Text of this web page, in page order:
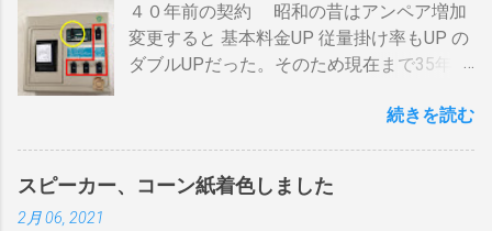
火傷や洋服の焦げにも注意が必要です。 2
重ドラムで通気性が殆ど無い とうこと。熱
し難く冷めにくいのが特徴。 ２．パンチン
早い話が「 回転式炙り焼き 」です。熱は素
通りで蓄熱は不可。ガスコンロの炎がその
まま反映します。中火で200gなら6分程度
るとアンテナ信号が弱まりアンテナ利得が
落ち、増幅器が必要になるでしょう。 壁の
アンテナ端子から「地上波」と「 BS 」に
波の接続（アンテナケーブル２本必要）※
１ 地上波のアンテナケーブルをBDR２の
「地上波アンテナ入力」端子へ接続 BDR２
の地上波の「テレビへ（出力）」端子と
４０年前の契約 昭和の昔はアンペア増加
変更すると 基本料金UP 従量掛け率もUP の
ダブルUPだった。そのため現在まで35年
力のHPで容量シュミレーションで我が家の
気毛布２、エアコン、FFクリーンヒータ
ー・電気ストーブ、ドライヤー、照明15、
続きを読む
スピーカー、コーン紙着色しました
2月 06, 2021